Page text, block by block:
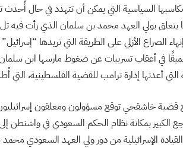
السياسية التي يمكن أن تتهدد في حال
بولي العهد محمد بن سلمان الذي رأت فيه تل
الصراع الأزلي على الطريقة التي تريدها
عميقًا في أعقاب تسريبات عن ضغوط مارسها ابن
أعدتها إدارة ترامب للقضية الفلسطينية، التي
قضية خاشقجي توقع مسؤولون ومعلقون
الكبير بمكانة نظام الحكم السعودي في واشنطن
الإسرائيلية من دور ولي العهد السعودي